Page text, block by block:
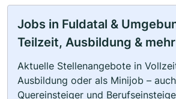
Jobs in Fuldatal &
Teilzeit, Ausbildung & mehr
Aktuelle Stellenangebote in
Ausbildung oder als Minijob –
Quereinsteiger und